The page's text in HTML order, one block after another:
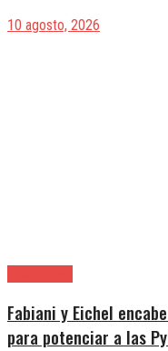
10 agosto, 2026
Fabiani y Eichel
para potenciar a las